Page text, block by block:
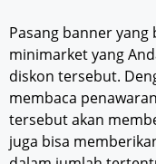
Pasang banner
minimarket yang
diskon tersebut.
membaca
tersebut akan
juga bisa